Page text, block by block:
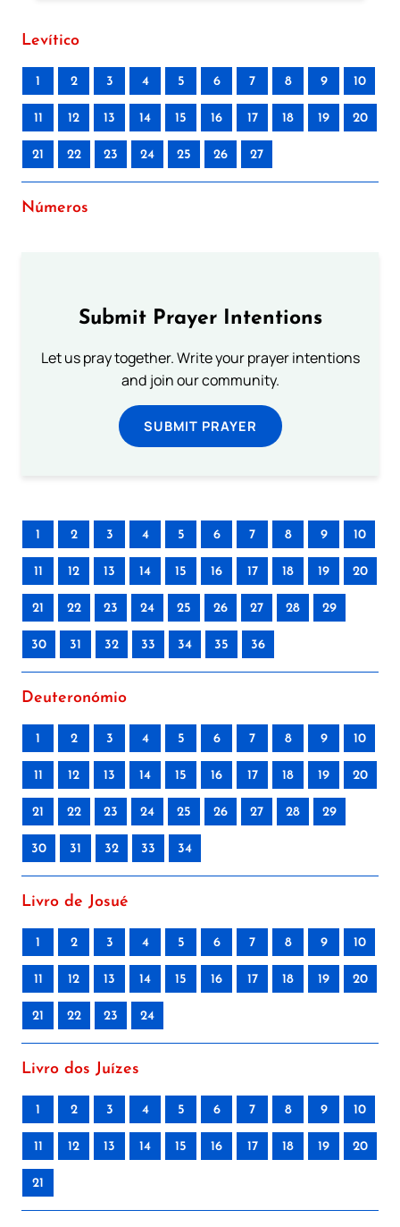
Levítico
1 2 3 4 5 6 7 8 9 10
11 12 13 14 15 16 17 18 19 20
21 22 23 24 25 26 27
Números
Submit Prayer Intentions
Let us pray together. Write your prayer intentions
and join our community.
SUBMIT PRAYER
1 2 3 4 5 6 7 8 9 10
11 12 13 14 15 16 17 18 19 20
21 22 23 24 25 26 27 28 29
30 31 32 33 34 35 36
Deuteronómio
1 2 3 4 5 6 7 8 9 10
11 12 13 14 15 16 17 18 19 20
21 22 23 24 25 26 27 28 29
30 31 32 33 34
Livro de Josué
1 2 3 4 5 6 7 8 9 10
11 12 13 14 15 16 17 18 19 20
21 22 23 24
Livro dos Juízes
1 2 3 4 5 6 7 8 9 10
11 12 13 14 15 16 17 18 19 20
21